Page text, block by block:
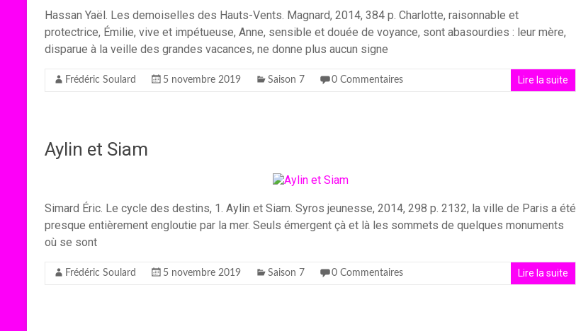
Hassan Yaël. Les demoiselles des Hauts-Vents. Magnard, 2014, 384 p. Charlotte, raisonnable et
protectrice, Émilie, vive et impétueuse, Anne, sensible et douée de voyance, sont abasourdies : leur mère,
disparue à la veille des grandes vacances, ne donne plus aucun signe
Frédéric Soulard 5 novembre 2019 Saison 7 0 Commentaires Lire la suite
Aylin et Siam
Simard Éric. Le cycle des destins, 1. Aylin et Siam. Syros jeunesse, 2014, 298 p. 2132, la ville de Paris a été
presque entièrement engloutie par la mer. Seuls émergent çà et là les sommets de quelques monuments
où se sont
Frédéric Soulard 5 novembre 2019 Saison 7 0 Commentaires Lire la suite